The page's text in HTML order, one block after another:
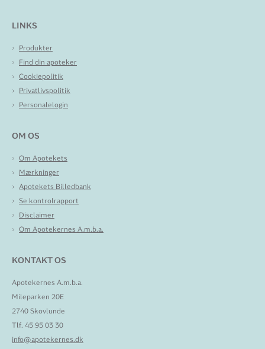
LINKS
Produkter
Find din apoteker
Cookiepolitik
Privatlivspolitik
Personalelogin
OM OS
Om Apotekets
Mærkninger
Apotekets Billedbank
Se kontrolrapport
Disclaimer
Om Apotekernes A.m.b.a.
KONTAKT OS
Apotekernes A.m.b.a.
Mileparken 20E
2740 Skovlunde
Tlf. 45 95 03 30
info@apotekernes.dk